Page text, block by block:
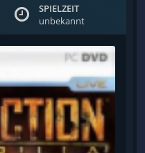
SPIELZEIT
unbekannt